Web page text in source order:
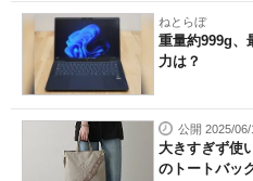
ねとらぼ
重量約999g、
力は？
公開 2025/06/
大きすぎず使
のトートバッ